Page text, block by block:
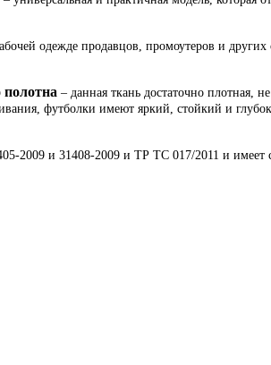
одежде продавцов, промоутеров и
полотна – данная ткань достаточно плотная,
футболки имеют яркий, стойкий и
2009 и 31408-2009 и ТР ТС 017/2011 и имеет